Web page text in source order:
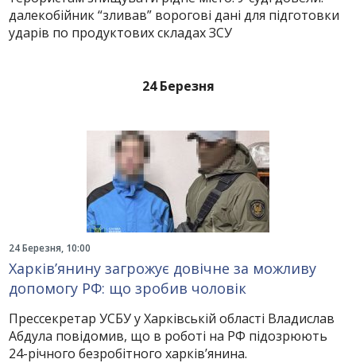
далекобійник “зливав” ворогові дані для підготовки
ударів по продуктових складах ЗСУ
24 Березня
24 Березня, 10:00
Харків’янину загрожує довічне за можливу
допомогу РФ: що зробив чоловік
Прессекретар УСБУ у Харківській області Владислав
Абдула повідомив, що в роботі на РФ підозрюють
24-річного безробітного харків’янина.